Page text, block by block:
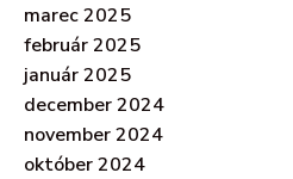
marec 2025
február 2025
január 2025
december 2024
november 2024
október 2024